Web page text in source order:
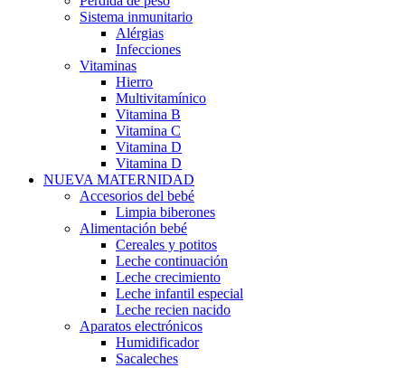
Sistema inmunitario
Alérgias
Infecciones
Vitaminas
Hierro
Multivitamínico
Vitamina B
Vitamina C
Vitamina D
Vitamina D
NUEVA MATERNIDAD
Accesorios del bebé
Limpia biberones
Alimentación bebé
Cereales y potitos
Leche continuación
Leche crecimiento
Leche infantil especial
Leche recien nacido
Aparatos electrónicos
Humidificador
Sacaleches